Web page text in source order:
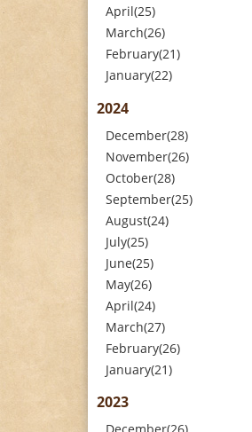
April(25)
March(26)
February(21)
January(22)
2024
December(28)
November(26)
October(28)
September(25)
August(24)
July(25)
June(25)
May(26)
April(24)
March(27)
February(26)
January(21)
2023